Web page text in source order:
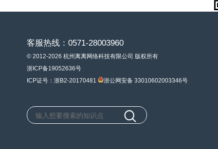
客服热线：0571-28003960
© 2012-2026 杭州离离网络科技有限公司 版权所有
浙ICP备19052636号
ICP证号：浙B2-20170481
浙公网安备 33010602003346号